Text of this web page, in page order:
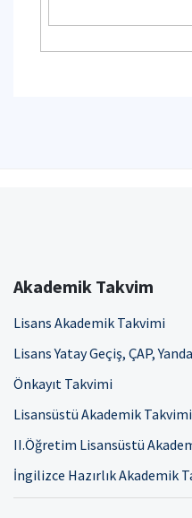
Akademik Takvim
Lisans Akademik Takvimi
Lisans Yatay Geçiş, ÇAP,
Önkayıt Takvimi
Lisansüstü Akademik Takvimi
II.Öğretim Lisansüstü
İngilizce Hazırlık Akademik